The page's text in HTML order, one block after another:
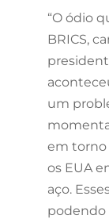
“O ódio
BRICS,
um
em torno
os EUA
aço.
podendo